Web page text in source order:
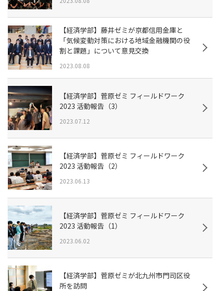
【経済学部】藤井ゼミが京都信用金庫と
「気候変動対策における地域金融機関の役
割と課題」について意見交換
2023.08.08
【経済学部】菅原ゼミ フィールドワーク
2023 活動報告（3）
2023.07.12
【経済学部】菅原ゼミ フィールドワーク
2023 活動報告（2）
2023.06.13
【経済学部】菅原ゼミ フィールドワーク
2023 活動報告（1）
2023.06.02
【経済学部】菅原ゼミが北九州市門司区役
所を訪問